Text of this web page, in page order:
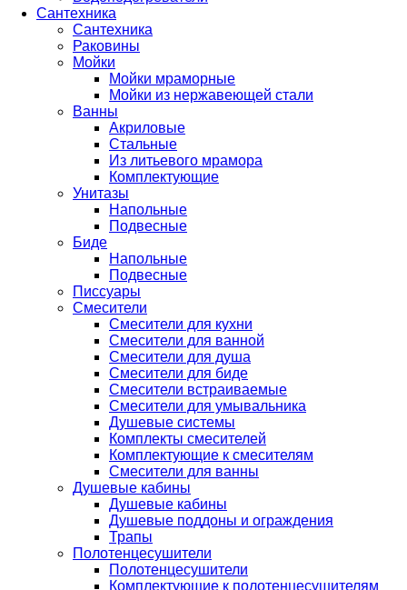
Сантехника
Сантехника
Раковины
Мойки
Мойки мраморные
Мойки из нержавеющей стали
Ванны
Акриловые
Стальные
Из литьевого мрамора
Комплектующие
Унитазы
Напольные
Подвесные
Биде
Напольные
Подвесные
Писсуары
Смесители
Смесители для кухни
Смесители для ванной
Смесители для душа
Смесители для биде
Смесители встраиваемые
Смесители для умывальника
Душевые системы
Комплекты смесителей
Комплектующие к смесителям
Смесители для ванны
Душевые кабины
Душевые кабины
Душевые поддоны и ограждения
Трапы
Полотенцесушители
Полотенцесушители
Комплектующие к полотенцесушителям